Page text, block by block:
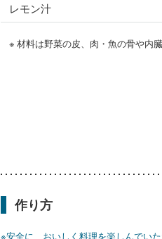
レモン汁
※ 材料は野菜の皮、肉・魚の骨や内
作り方
※安全に、おいしく料理を楽しんでい